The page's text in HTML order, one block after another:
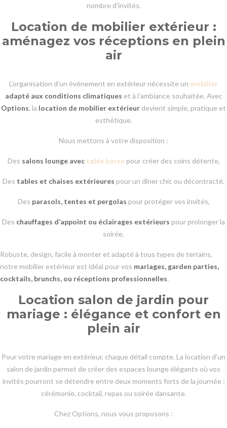
nombre d’invités.
Location de mobilier extérieur :
aménagez vos réceptions en plein
air
L’organisation d’un événement en extérieur nécessite un mobilier
adapté aux conditions climatiques et à l’ambiance souhaitée. Avec
Options, la location de mobilier extérieur devient simple, pratique et
esthétique.
Nous mettons à votre disposition :
Des salons lounge avec table bassepour créer des coins détente,
Des tables et chaises extérieures pour un dîner chic ou décontracté,
Des parasols, tentes et pergolas pour protéger vos invités,
Des chauffages d’appoint ou éclairages extérieurs pour prolonger la
soirée.
Robuste, design, facile à monter et adapté à tous types de terrains,
notre mobilier extérieur est idéal pour vos mariages, garden parties,
cocktails, brunchs, ou réceptions professionnelles.
Location salon de jardin pour
mariage : élégance et confort en
plein air
Pour votre mariage en extérieur, chaque détail compte. La location d’un
salon de jardin permet de créer des espaces lounge élégants où vos
invités pourront se détendre entre deux moments forts de la journée :
cérémonie, cocktail, repas ou soirée dansante.
Chez Options, nous vous proposons :